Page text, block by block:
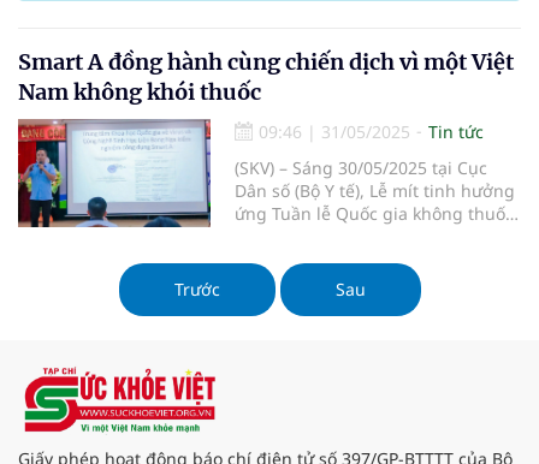
Smart A đồng hành cùng chiến dịch vì một Việt
Nam không khói thuốc
09:46 | 31/05/2025
Tin tức
(SKV) – Sáng 30/05/2025 tại Cục
Dân số (Bộ Y tế), Lễ mít tinh hưởng
ứng Tuần lễ Quốc gia không thuốc
không thuốc lá (31/5) đã diễn ra
trong không khí trang trọng, thu
hút sự tham dự của đông đảo đại
Trước Sau
Giấy phép hoạt động báo chí điện tử số 397/GP-BTTTT của Bộ